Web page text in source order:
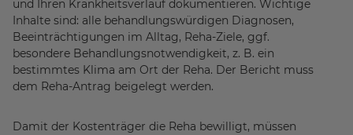
und Ihren Krankheitsverlauf dokumentieren. Wichtige
Inhalte sind: alle behandlungswürdigen Diagnosen,
Beeinträchtigungen im Alltag, Reha-Ziele, ggf.
besondere Behandlungsnotwendigkeit, z. B. ein
bestimmtes Klima am Ort der Reha. Der Bericht muss
dem Reha-Antrag beigelegt werden.
Damit der Kostenträger die Reha bewilligt, müssen